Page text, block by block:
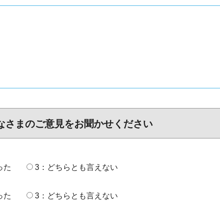
さまのご意見をお聞かせください
た
3：どちらとも言えない
た
3：どちらとも言えない